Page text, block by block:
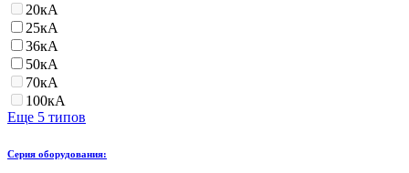
20кА
25кА
36кА
50кА
70кА
100кА
Еще 5 типов
Серия оборудования: